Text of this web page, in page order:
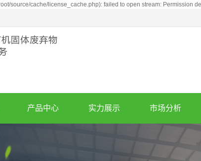
source/cache/license_cache.php): failed to open stream:
产品中心 实力展示 市场分析
同行竞争分析